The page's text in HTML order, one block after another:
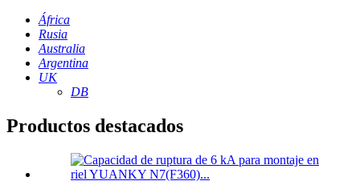
África
Rusia
Australia
Argentina
UK
DB
Productos destacados